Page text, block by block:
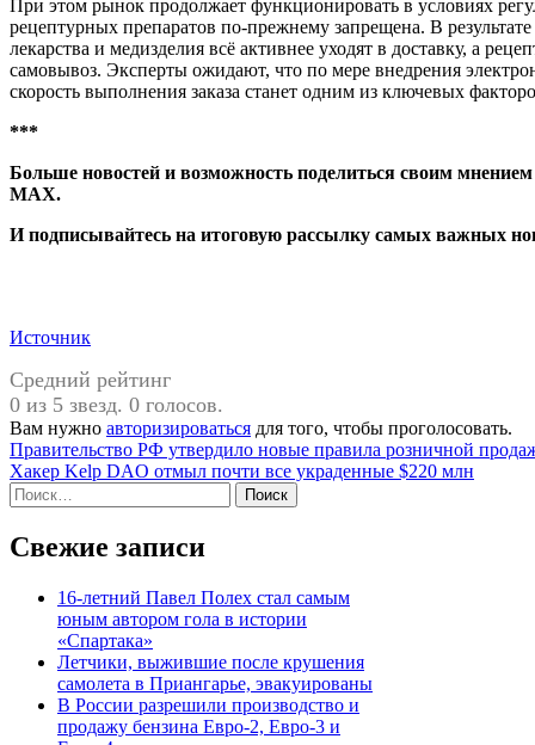
При этом рынок продолжает функционировать в условиях
рецептурных препаратов по-прежнему запрещена. В
лекарства и медизделия всё активнее уходят в доставку, а
самовывоз. Эксперты ожидают, что по мере внедрения
скорость выполнения заказа станет одним из ключевых
***
Больше новостей и возможность поделиться своим
MAX.
Иподписывайтесь на итоговую рассылку самых важных
Источник
Средний рейтинг
0 из 5 звезд. 0 голосов.
Вам нужно авторизироваться для того, чтобы проголосовать.
Навигация
по
записям
Правительство РФ утвердило новые правила розничной
Хакер Kelp DAO отмыл почти все украденные $220 млн
Найти:
Свежие записи
16-летний Павел Полех стал самым
юным автором гола в истории
«Спартака»
Летчики, выжившие после крушения
самолета в Приангарье, эвакуированы
В России разрешили производство и
продажу бензина Евро-2, Евро-3 и